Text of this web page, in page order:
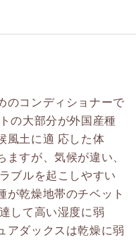
のコンディショナーで
の大部分が外国産種
風土に適 応した体
ますが、気候が違い、
ブルを起こしやすい
が乾燥地帯のチベット
して高い湿度に弱
アダックスは乾燥に弱